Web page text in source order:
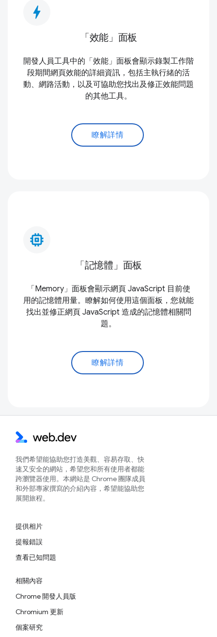
bolt
「效能」面板
開發人員工具中的「效能」面板會顯示錄製工作階
段期間網頁效能的詳細資訊，包括主執行緒的活
動、網路活動，以及可協助您找出及修正效能問題
的其他工具。
瞭解詳情
memory_alt
「記憶體」面板
「Memory」面板會顯示網頁 JavaScript 目前使
用的記憶體用量。瞭解如何使用這個面板，您就能
找出並修正網頁 JavaScript 造成的記憶體相關問
題。
瞭解詳情
我們希望能協助您打造美觀、容易存取、快
速又安全的網站，希望您和所有使用者都能
跨瀏覽器使用。本網站是 Chrome 團隊成員
和外部專家撰寫的介紹內容，希望能協助您
展開旅程。
提供相片
提報錯誤
查看已知問題
相關內容
Chrome 開發人員版
Chromium 更新
個案研究